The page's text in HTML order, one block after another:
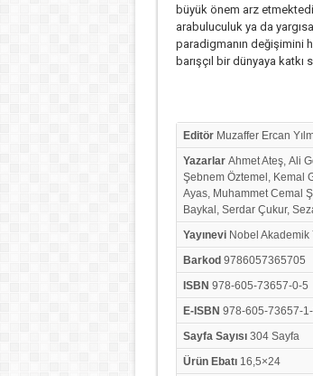
büyük önem arz
arabuluculuk ya da
paradigmanın değişimini
barışçıl bir dünyaya katkı
Editör Muzaffer Ercan
Yazarlar Ahmet Ateş, Ali
Şebnem Öztemel, Kemal
Ayas, Muhammet Cemal
Baykal, Serdar Çukur,
Yayınevi Nobel Akademik
Barkod 9786057365705
ISBN 978-605-73657-0-5
E-ISBN 978-605-73657-
Sayfa Sayısı 304 Sayfa
Ürün Ebatı 16,5×24